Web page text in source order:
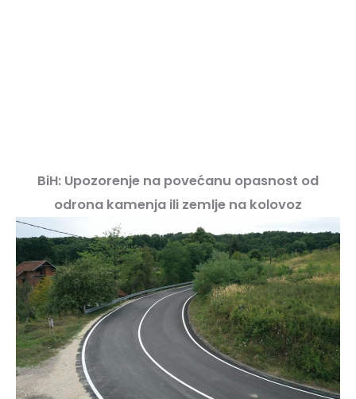
BiH: Upozorenje na povećanu opasnost od
odrona kamenja ili zemlje na kolovoz